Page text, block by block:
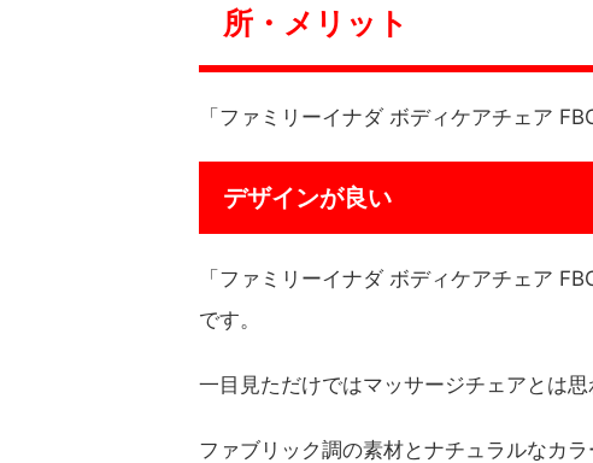
所・メリット
「ファミリーイナダ ボディケアチェア
デザインが良い
「ファミリーイナダ ボディケアチェア
です。
一目見ただけではマッサージチェアとは思
ファブリック調の素材とナチュラルなカ